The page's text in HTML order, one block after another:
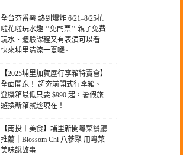
全台夯番薯 熱到爆炸 6/21–8/25花
啦花啦玩水趣 ‘’免門票’’ 親子免費
玩水、體驗課程又有表演可以看
快來埔里清涼一夏囉~
【2025埔里加賀屋行李箱特賣會】
全面開跑！ 超夯前開式行李箱、
登機箱最低只要 $990 起，暑假旅
遊換新箱就趁現在！
【南投〡美食】埔里新開粵菜餐廳
推薦｜Blossom Chi 八蔘聚 用粵菜
美味說故事